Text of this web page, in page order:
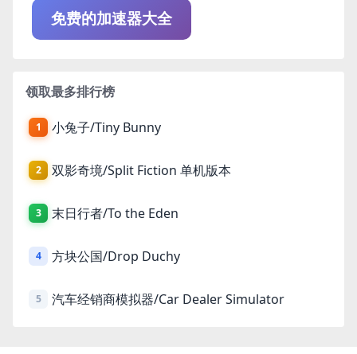
免费的加速器大全
领取最多排行榜
1 小兔子/Tiny Bunny
2 双影奇境/Split Fiction 单机版本
3 末日行者/To the Eden
4 方块公国/Drop Duchy
5 汽车经销商模拟器/Car Dealer Simulator